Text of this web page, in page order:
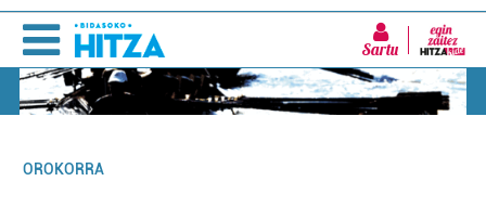
Sartu
OROKORRA